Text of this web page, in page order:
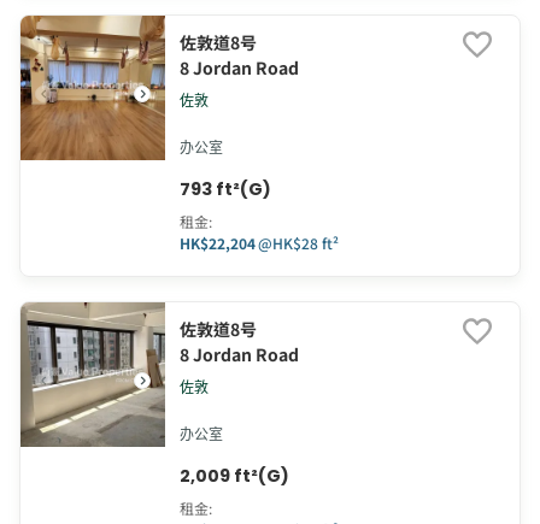
佐敦道8号
8 Jordan Road
佐敦
办公室
793 ft²(G)
租金:
HK$22,204@HK$28 ft²
佐敦道8号
8 Jordan Road
佐敦
办公室
2,009 ft²(G)
租金: